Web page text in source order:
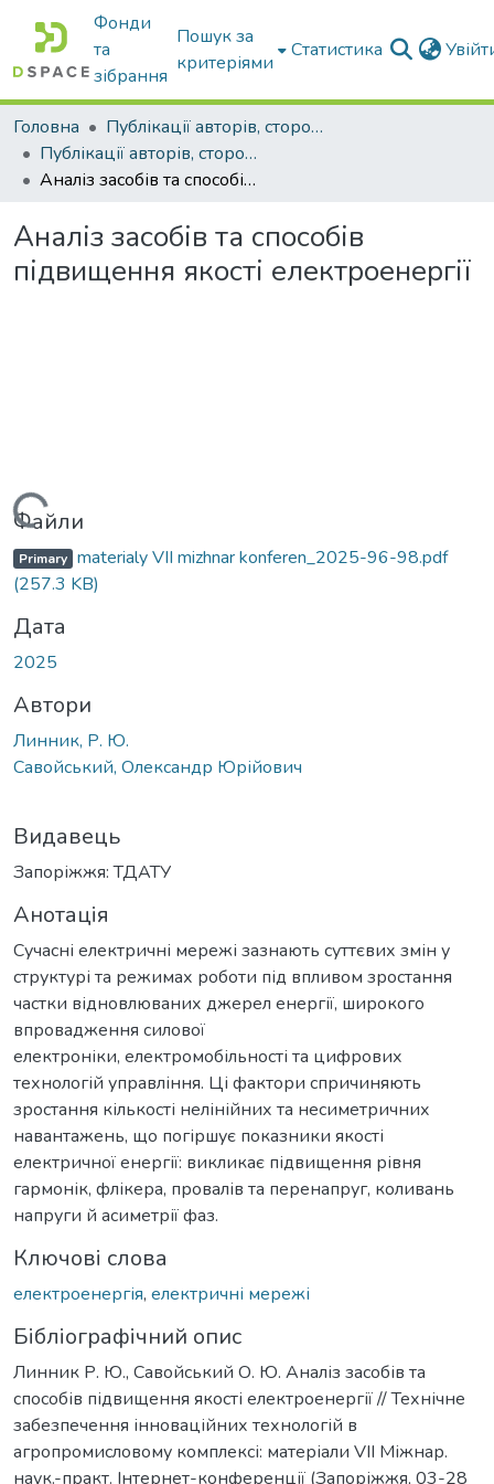
Фонди
та
зібрання
Пошук за
критеріями
Статистика
Головна
Публікації авторів, сторонніх університету
Публікації авторів, сторонніх університету
Аналіз засобів та способів підвищення якості електроенергії
Аналіз засобів та способів
підвищення якості електроенергії
Вантажиться...
Файли
Primary materialy VІІ mizhnar konferen_2025-96-98.pdf
(257.3 KB)
Дата
2025
Автори
Линник, Р. Ю.
Савойський, Олександр Юрійович
Видавець
Запоріжжя: ТДАТУ
Анотація
Сучасні електричні мережі зазнають суттєвих змін у
структурі та режимах роботи під впливом зростання
частки відновлюваних джерел енергії, широкого
впровадження силової
електроніки, електромобільності та цифрових
технологій управління. Ці фактори спричиняють
зростання кількості нелінійних та несиметричних
навантажень, що погіршує показники якості
електричної енергії: викликає підвищення рівня
гармонік, флікера, провалів та перенапруг, коливань
напруги й асиметрії фаз.
Ключові слова
електроенергія, електричні мережі
Бібліографічний опис
Линник Р. Ю., Савойський О. Ю. Аналіз засобів та
способів підвищення якості електроенергії // Технічне
забезпечення інноваційних технологій в
агропромисловому комплексі: матеріали VІІ Міжнар.
наук.-практ. Інтернет-конференції (Запоріжжя, 03-28